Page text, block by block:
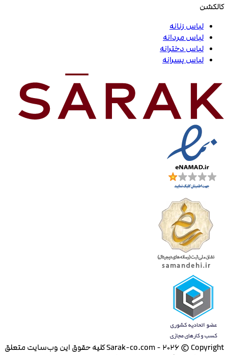
کالکشن
لباس زنانه
لباس مردانه
لباس دخترانه
لباس پسرانه
Sarak-co.com - 2026 © Copyright کلیه حقوق این وب‌سایت متعلق